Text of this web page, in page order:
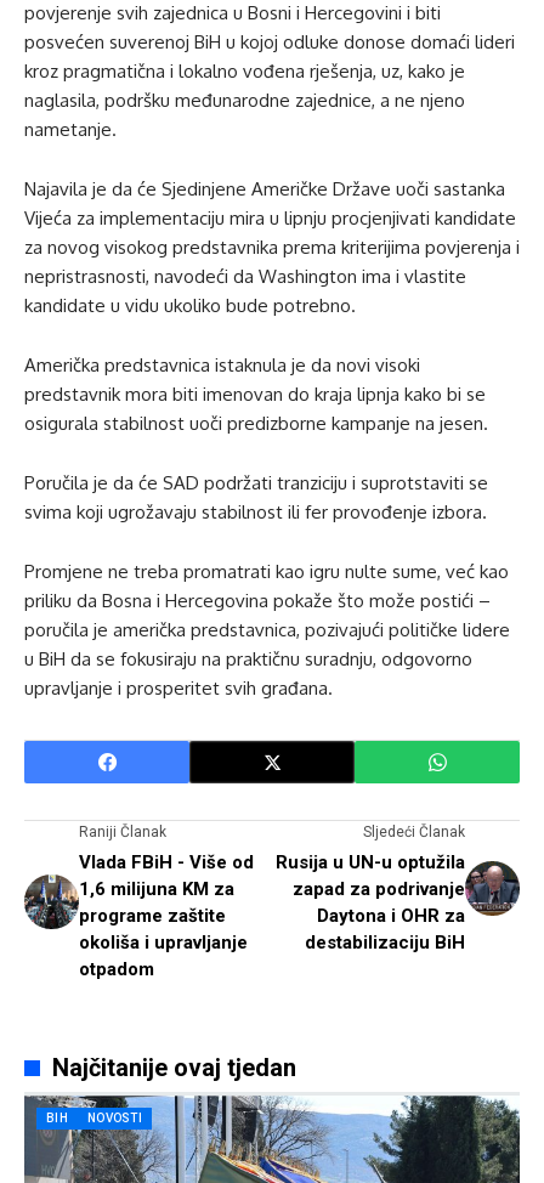
povjerenje svih zajednica u Bosni i Hercegovini i biti
posvećen suverenoj BiH u kojoj odluke donose domaći lideri
kroz pragmatična i lokalno vođena rješenja, uz, kako je
naglasila, podršku međunarodne zajednice, a ne njeno
nametanje.
Najavila je da će Sjedinjene Američke Države uoči sastanka
Vijeća za implementaciju mira u lipnju procjenjivati kandidate
za novog visokog predstavnika prema kriterijima povjerenja i
nepristrasnosti, navodeći da Washington ima i vlastite
kandidate u vidu ukoliko bude potrebno.
Američka predstavnica istaknula je da novi visoki
predstavnik mora biti imenovan do kraja lipnja kako bi se
osigurala stabilnost uoči predizborne kampanje na jesen.
Poručila je da će SAD podržati tranziciju i suprotstaviti se
svima koji ugrožavaju stabilnost ili fer provođenje izbora.
Promjene ne treba promatrati kao igru nulte sume, već kao
priliku da Bosna i Hercegovina pokaže što može postići –
poručila je američka predstavnica, pozivajući političke lidere
u BiH da se fokusiraju na praktičnu suradnju, odgovorno
upravljanje i prosperitet svih građana.
Raniji Članak
Vlada FBiH - Više od
1,6 milijuna KM za
programe zaštite
okoliša i upravljanje
otpadom
Sljedeći Članak
Rusija u UN-u optužila
zapad za podrivanje
Daytona i OHR za
destabilizaciju BiH
Najčitanije ovaj tjedan
BIH NOVOSTI